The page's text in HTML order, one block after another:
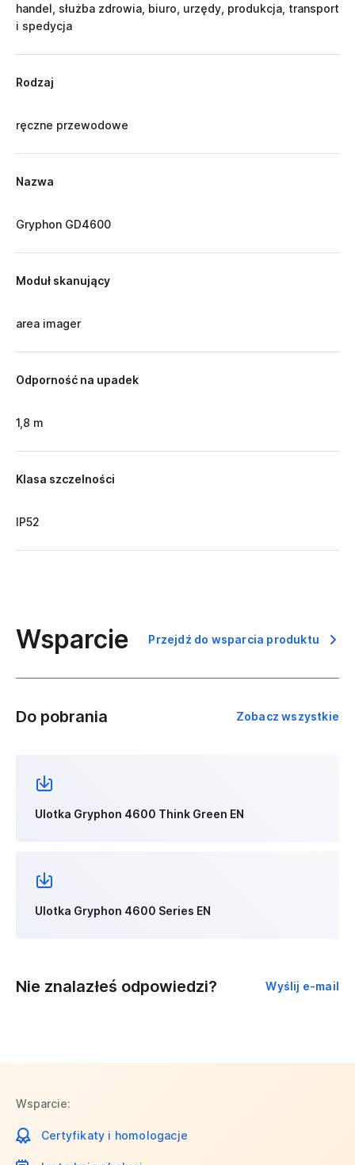
handel, służba zdrowia, biuro, urzędy, produkcja, transport
i spedycja
Rodzaj
ręczne przewodowe
Nazwa
Gryphon GD4600
Moduł skanujący
area imager
Odporność na upadek
1,8 m
Klasa szczelności
IP52
Wsparcie Przejdź do wsparcia produktu
Do pobrania Zobacz wszystkie
Ulotka Gryphon 4600 Think Green EN
Ulotka Gryphon 4600 Series EN
Nie znalazłeś odpowiedzi? Wyślij e-mail
Wsparcie:
Certyfikaty i homologacje